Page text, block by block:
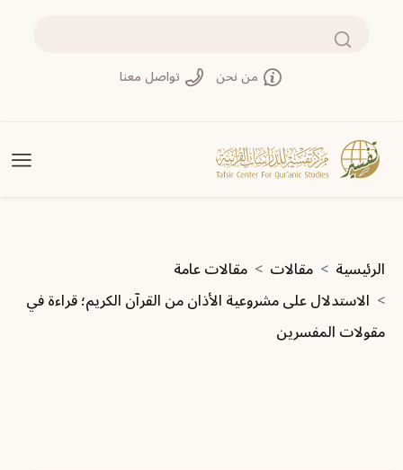
بحث
من نحن تواصل معنا
مسار التنقل
الرئيسية مقالات
مقالات عامة
الاستدلال على مشروعية الأذان من القرآن الكريم؛ قراءة في
مقولات المفسرين